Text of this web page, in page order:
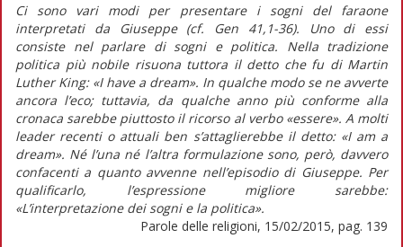
Ci sono vari modi per presentare i sogni del faraone
interpretati da Giuseppe (cf. Gen 41,1-36). Uno di essi
consiste nel parlare di sogni e politica. Nella tradizione
politica più nobile risuona tuttora il detto che fu di Martin
Luther King: «I have a dream». In qualche modo se ne avverte
ancora l’eco; tuttavia, da qualche anno più conforme alla
cronaca sarebbe piuttosto il ricorso al verbo «essere». A molti
leader recenti o attuali ben s’attaglierebbe il detto: «I am a
dream». Né l’una né l’altra formulazione sono, però, davvero
confacenti a quanto avvenne nell’episodio di Giuseppe. Per
qualificarlo, l’espressione migliore sarebbe:
«L’interpretazione dei sogni e la politica».
Parole delle religioni, 15/02/2015, pag. 139